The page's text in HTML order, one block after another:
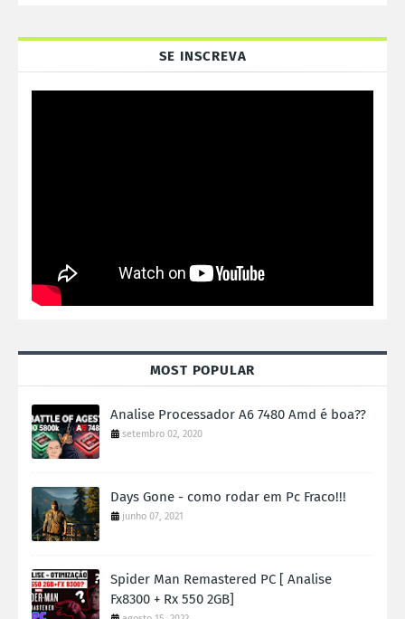
SE INSCREVA
MOST POPULAR
Analise Processador A6 7480 Amd é boa??
setembro 02, 2020
Days Gone - como rodar em Pc Fraco!!!
junho 07, 2021
Spider Man Remastered PC [ Analise
Fx8300 + Rx 550 2GB]